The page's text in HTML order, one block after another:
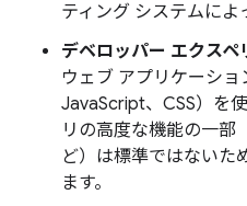
ティング システムによ
デベロッパー エクスペ
ウェブ アプリケーショ
JavaScript、CSS）を
リの高度な機能の一部
ど）は標準ではないた
ます。